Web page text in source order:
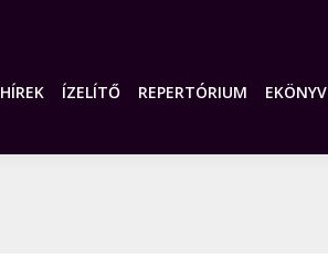
HÍREK ÍZELÍTŐ REPERTÓRIUM EKÖNYV